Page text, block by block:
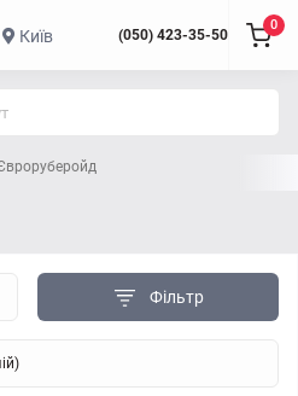
Київ (050) 423-35-50
0
Фільтр